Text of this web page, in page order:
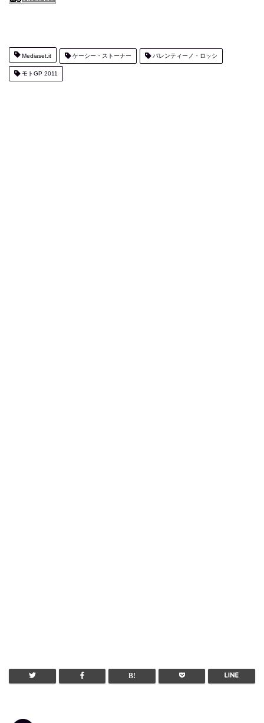
Mediaset.it ケーシー・ストーナー バレンティーノ・ロッシ
モトGP 2011